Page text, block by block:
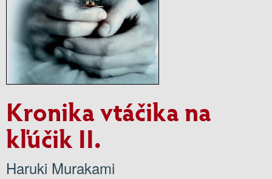
Kronika vtáčika na
kľúčik II.
Haruki Murakami